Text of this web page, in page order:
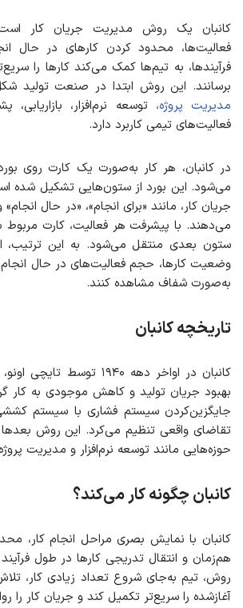
کانبان یک روش مدیریت جریان کار
فعالیت‌ها، محدود کردن کارهای در حال
فرآیندها، به تیم‌ها کمک می‌کند کارها را
برسانند. این روش ابتدا در صنعت تولید
مدیریت پروژه، توسعه نرم‌افزار، بازاریابی،
فعالیت‌های تیمی کاربرد دارد.
در کانبان، هر کار به‌صورت یک کارت روی
می‌شود. این بورد از ستون‌هایی تشکیل شده
جریان کار، مانند «برای انجام»، «در حال
می‌دهند. با پیشرفت هر فعالیت، کارت
ستون بعدی منتقل می‌شود. به این ترتیب،
وضعیت کارها، حجم فعالیت‌های در حال انجام و
به‌صورت شفاف مشاهده کنند.
تاریخچه کانبان
کانبان در اواخر دهه ۱۹۴۰
بهبود جریان تولید و کاهش موجودی به کار
جایگزین‌کردن سیستم فشاری با سیستم
تقاضای واقعی تنظیم می‌کرد. این روش
حوزه‌هایی مانند توسعه نرم‌افزار و مدیریت
کانبان چگونه کار می‌کند؟
کانبان با نمایش بصری مراحل انجام کار،
هم‌زمان و انتقال تدریجی کارها در طول
روش، تیم به‌جای شروع تعداد زیادی کار،
آغازشده را سریع‌تر تکمیل کند و جریان کار را